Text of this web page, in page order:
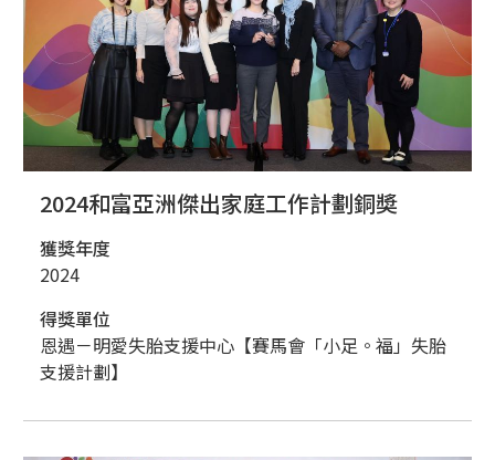
2024和富亞洲傑出家庭工作計劃銅奬
獲獎年度
2024
得獎單位
恩遇－明愛失胎支援中心【賽馬會「小足。福」失胎
支援計劃】